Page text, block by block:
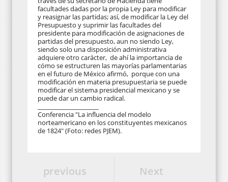
facultades dadas por la propia Ley para modificar
y reasignar las partidas; así, de modificar la Ley del
Presupuesto y suprimir las facultades del
presidente para modificación de asignaciones de
partidas del presupuesto, aun no siendo Ley,
siendo solo una disposición administrativa
adquiere otro carácter, de ahí la importancia de
cómo se estructuren las mayorías parlamentarias
en el futuro de México afirmó, porque con una
modificación en materia presupuestaria se puede
modificar el sistema presidencial mexicano y se
puede dar un cambio radical.
Conferencia "La influencia del modelo
norteamericano en los constituyentes mexicanos
de 1824" (Foto: redes PJEM).
Next
previous